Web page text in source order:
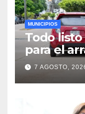
MUNICIPIOS
Todo listo
para el
del Mar
7 AGOSTO,